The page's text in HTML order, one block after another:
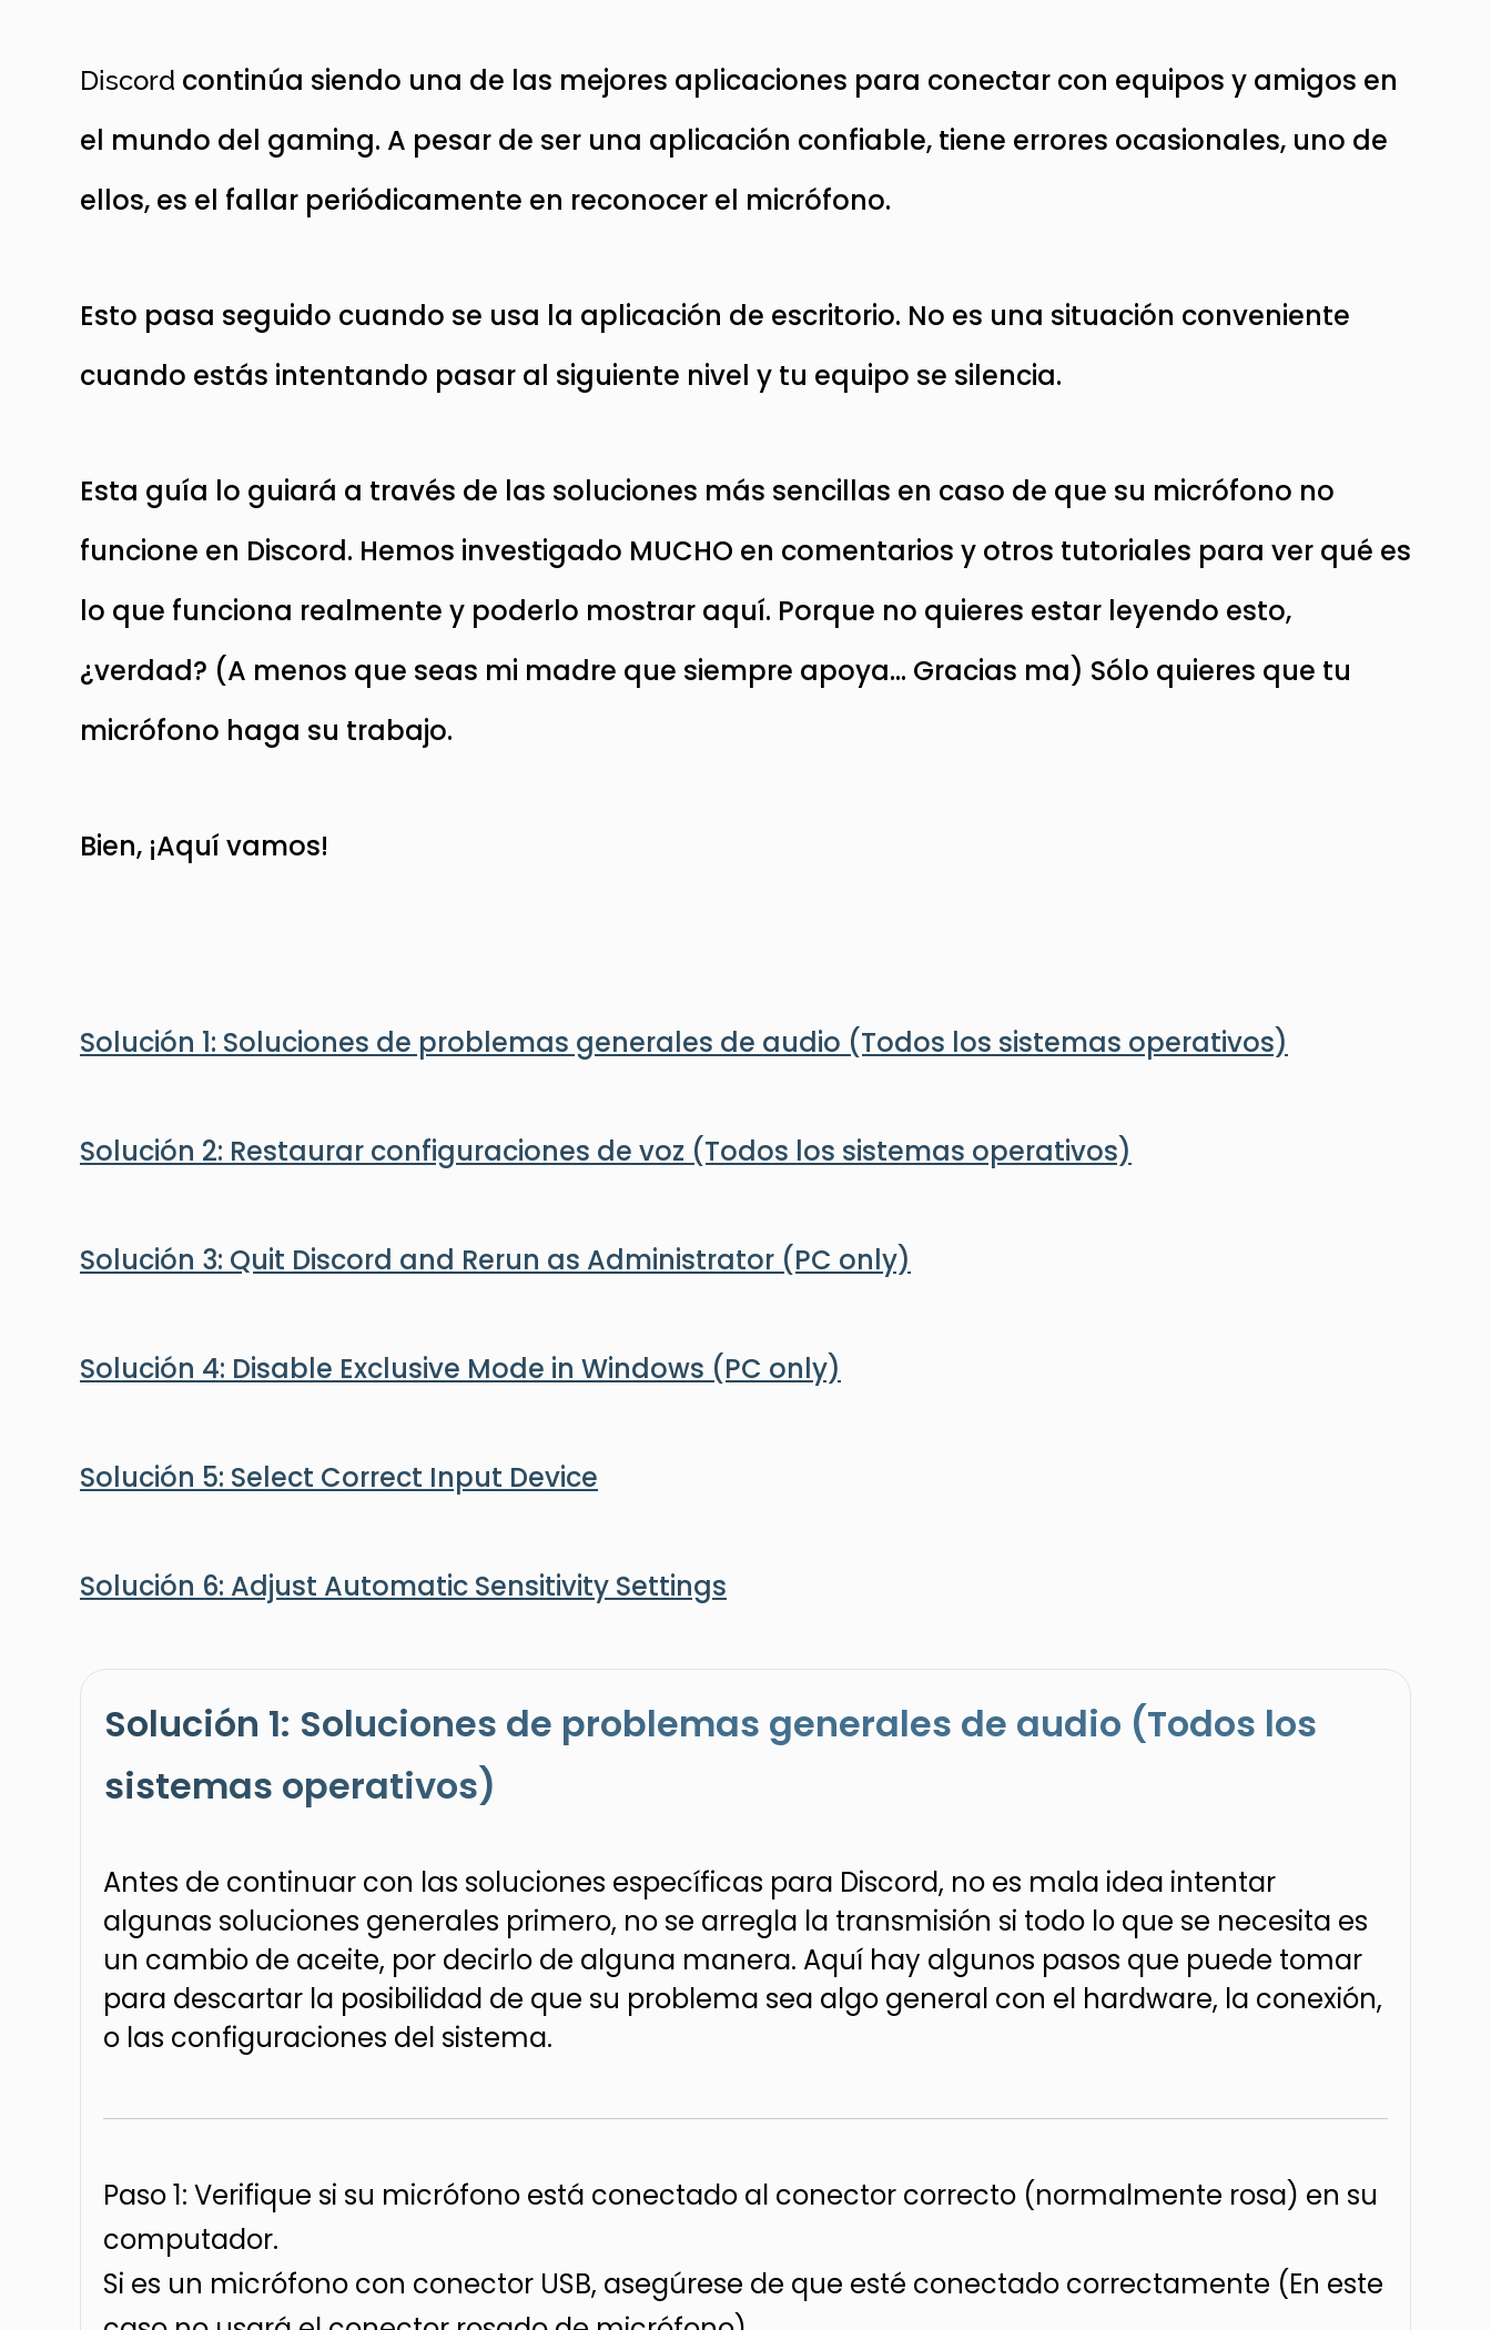
Discord continúa siendo una de las mejores aplicaciones para conectar con equipos y amigos en
el mundo del gaming. A pesar de ser una aplicación confiable, tiene errores ocasionales, uno de
ellos, es el fallar periódicamente en reconocer el micrófono.
Esto pasa seguido cuando se usa la aplicación de escritorio. No es una situación conveniente
cuando estás intentando pasar al siguiente nivel y tu equipo se silencia.
Esta guía lo guiará a través de las soluciones más sencillas en caso de que su micrófono no
funcione en Discord. Hemos investigado MUCHO en comentarios y otros tutoriales para ver qué es
lo que funciona realmente y poderlo mostrar aquí. Porque no quieres estar leyendo esto,
¿verdad? (A menos que seas mi madre que siempre apoya… Gracias ma) Sólo quieres que tu
micrófono haga su trabajo.
Bien, ¡Aquí vamos!
Solución 1: Soluciones de problemas generales de audio (Todos los sistemas operativos)
Solución 2: Restaurar configuraciones de voz (Todos los sistemas operativos)
Solución 3: Quit Discord and Rerun as Administrator (PC only)
Solución 4: Disable Exclusive Mode in Windows (PC only)
Solución 5: Select Correct Input Device
Solución 6: Adjust Automatic Sensitivity Settings
Solución 1: Soluciones de problemas generales de audio (Todos los
sistemas operativos)
Antes de continuar con las soluciones específicas para Discord, no es mala idea intentar
algunas soluciones generales primero, no se arregla la transmisión si todo lo que se necesita es
un cambio de aceite, por decirlo de alguna manera. Aquí hay algunos pasos que puede tomar
para descartar la posibilidad de que su problema sea algo general con el hardware, la conexión,
o las configuraciones del sistema.
Paso 1: Verifique si su micrófono está conectado al conector correcto (normalmente rosa) en su
computador.
Si es un micrófono con conector USB, asegúrese de que esté conectado correctamente (En este